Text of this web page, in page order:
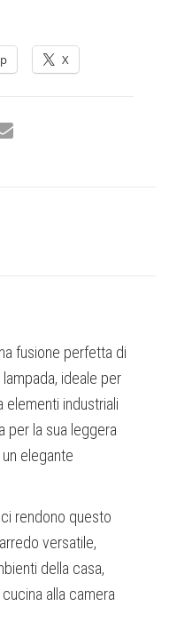
X
fusione perfetta di
ideale per
elementi industriali
per la sua leggera
elegante
rendono questo
versatile,
della casa,
alla camera